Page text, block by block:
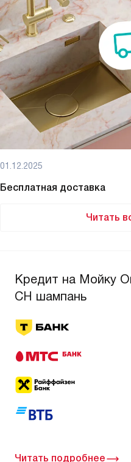
01.12.2025
Бесплатная доставка
Читать
Кредит на Мойку
CH шампань
Читать подробнее